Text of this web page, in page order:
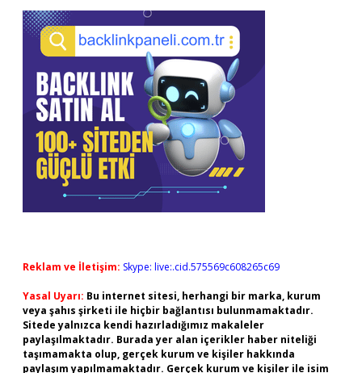
Reklam ve İletişim: Skype: live:.cid.575569c608265c69
Yasal Uyarı: Bu internet sitesi, herhangi bir marka, kurum
veya şahıs şirketi ile hiçbir bağlantısı bulunmamaktadır.
Sitede yalnızca kendi hazırladığımız makaleler
paylaşılmaktadır. Burada yer alan içerikler haber niteliği
taşımamakta olup, gerçek kurum ve kişiler hakkında
paylaşım yapılmamaktadır. Gerçek kurum ve kişiler ile isim